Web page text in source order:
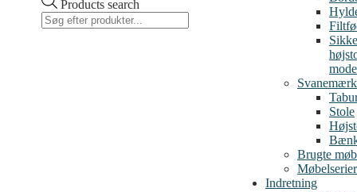
Products search
Stole
Brugte
Møbelserier
Indretning